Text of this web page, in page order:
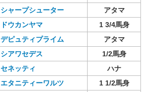
シャープシューター
アタマ
ドウカンヤマ
1 3/4馬身
デピュティプライム
アタマ
シアワセデス
1/2馬身
セネッティ
ハナ
エタニティーワルツ
1 1/2馬身